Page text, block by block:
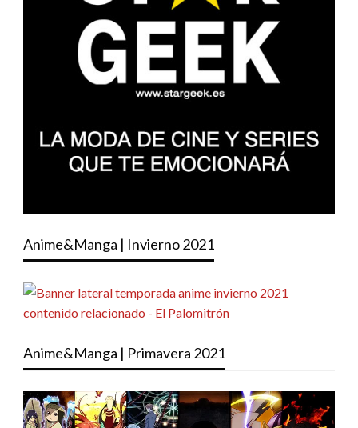
Anime&Manga | Invierno 2021
Anime&Manga | Primavera 2021